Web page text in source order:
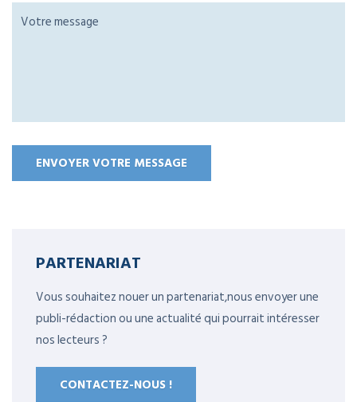
PARTENARIAT
Vous souhaitez nouer un partenariat,nous envoyer une
publi-rédaction ou une actualité qui pourrait intéresser
nos lecteurs ?
CONTACTEZ-NOUS !